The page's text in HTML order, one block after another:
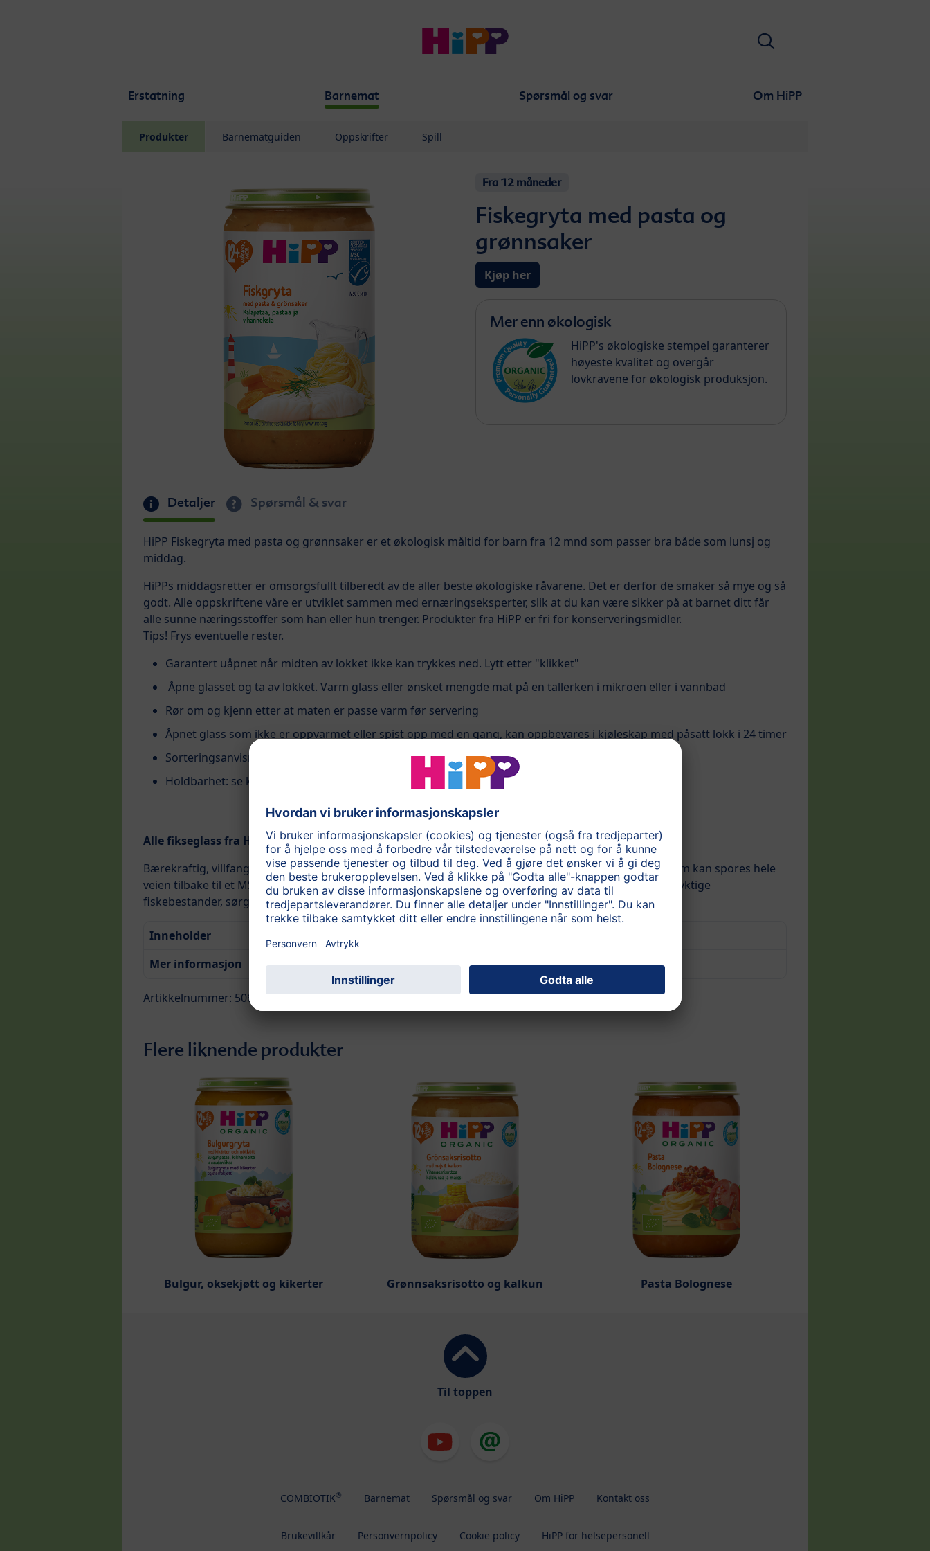
Erstatning Barnemat Spørsmål og svar Om HiPP
Søk
Produkter Barnematguiden Oppskrifter Spill
Fra 12 måneder
Fiskegryta med pasta og
grønnsaker
Kjøp her
Mer enn økologisk
HiPP's økologiske stempel garanterer
høyeste kvalitet og overgår
lovkravene for økologisk produksjon.
Detaljer Spørsmål & svar
HiPP Fiskegryta med pasta og grønnsaker er et økologisk måltid for barn fra 12 mnd som passer bra både som lunsj og
middag.
HiPPs middagsretter er omsorgsfullt tilberedt av de aller beste økologiske råvarene. Det er derfor de smaker så mye og så
godt. Alle oppskriftene våre er utviklet sammen med ernæringseksperter, slik at du kan være sikker på at barnet ditt får
alle sunne næringsstoffer som han eller hun trenger. Produkter fra HiPP er fri for konserveringsmidler.
Tips! Frys eventuelle rester.
Garantert uåpnet når midten av lokket ikke kan trykkes ned. Lytt etter "klikket"
Åpne glasset og ta av lokket. Varm glass eller ønsket mengde mat på en tallerken i mikroen eller i vannbad
Rør om og kjenn etter at maten er passe varm før servering
Åpnet glass som ikke er oppvarmet eller spist opp med en gang, kan oppbevares i kjøleskap med påsatt lokk i 24 timer
Sorteringsanvisning: glasset sorteres som glass og lokket som metall
Holdbarhet: se kanten av lokket
Alle fikseglass fra HiPP er markert med MSC- miljømerket.
Bærekraftig, villfanget, og sporbar: Miljømerket med den blå fisken brukes kun på villfanget sjømat som kan spores hele
veien tilbake til et MSC-sertifisert bærekraftig fiskeri. Disse bærekraftige fiskeriene fisker kun på levedyktige
fiskebestander, sørger for at det er godt med fisk igjen i havet og passer på å ivareta livsmiljøet i havet.
Inneholder
Mer informasjon
Klikk her for å se fullstendig produktinformasjon
Artikkelnummer: 50646
Flere liknende produkter
Bulgur, oksekjøtt og kikerter Grønnsaksrisotto og kalkun Pasta Bolognese
Til toppen
COMBIOTIK® Barnemat Spørsmål og svar Om HiPP Kontakt oss
Brukevillkår Personvernpolicy Cookie policy HiPP for helsepersonell